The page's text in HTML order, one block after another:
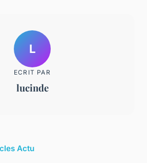
L
ECRIT PAR
lucinde
Actu